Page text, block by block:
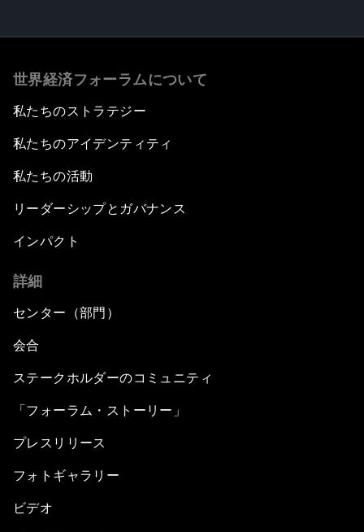
世界経済フォーラムについて
私たちのストラテジー
私たちのアイデンティティ
私たちの活動
リーダーシップとガバナンス
インパクト
詳細
センター（部門）
会合
ステークホルダーのコミュニティ
「フォーラム・ストーリー」
プレスリリース
フォトギャラリー
ビデオ